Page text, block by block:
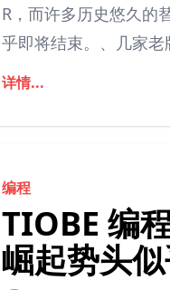
R，而许多历史悠久的
乎即将结束。、几家
详情...
编程
TIOBE 编
崛起势头